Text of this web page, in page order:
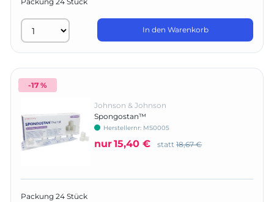
In den Warenkorb
-17 %
Johnson & Johnson
Spongostan™
Herstellernr: MS0005
nur15,40 € statt 18,67 €
Packung 24 Stück